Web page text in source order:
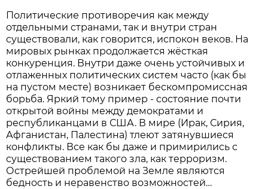
Политические противоречия как между
отдельными странами, так и внутри стран
существовали, как говорится, испокон веков. На
мировых рынках продолжается жёсткая
конкуренция. Внутри даже очень устойчивых и
отлаженных политических систем часто (как бы
на пустом месте) возникает бескомпромиссная
борьба. Яркий тому пример - состояние почти
открытой войны между демократами и
республиканцами в США. В мире (Ирак, Сирия,
Афганистан, Палестина) тлеют затянувшиеся
конфликты. Все как бы даже и примирились с
существованием такого зла, как терроризм.
Острейшей проблемой на Земле являются
бедность и неравенство возможностей…